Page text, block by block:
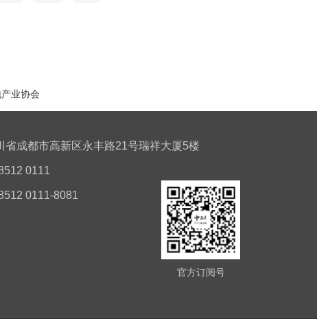
业协会
省成都市高新区永丰路21号瑞祥大厦5楼
0111
0111-8081
官方订阅号